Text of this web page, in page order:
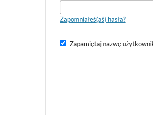
Zapomniałeś(aś) hasła?
Zapamiętaj nazwę